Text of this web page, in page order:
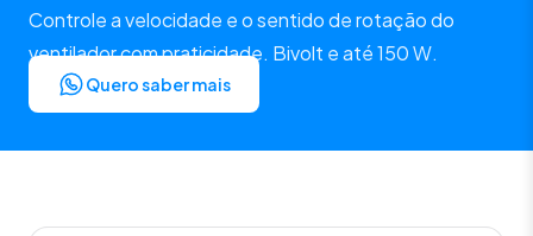
Controle a velocidade e o sentido de rotação do
ventilador com praticidade. Bivolt e até 150 W.
Quero saber mais